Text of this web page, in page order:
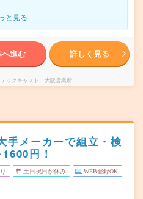
と見る
へ進む 詳しく見る
テックキャスト 大阪営業所
手メーカーで組立・検
円！
土日祝日が休み WEB登録OK